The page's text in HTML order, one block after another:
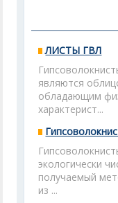
ЛИСТЫ ГВЛ
являются
обладающим
характерист...
экологически
получаемый
из ...